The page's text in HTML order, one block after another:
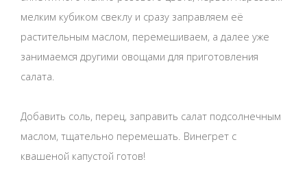
мелким кубиком свеклу и сразу заправляем её
растительным маслом, перемешиваем, а далее уже
занимаемся другими овощами для приготовления
салата.
Добавить соль, перец, заправить салат подсолнечным
маслом, тщательно перемешать. Винегрет с
квашеной капустой готов!